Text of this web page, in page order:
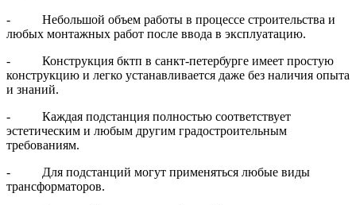
- Небольшой объем работы в процессе строительства и
любых монтажных работ после ввода в эксплуатацию.
- Конструкция бктп в санкт-петербурге имеет простую
конструкцию и легко устанавливается даже без наличия опыта
и знаний.
- Каждая подстанция полностью соответствует
эстетическим и любым другим градостроительным
требованиям.
- Для подстанций могут применяться любые виды
трансформаторов.